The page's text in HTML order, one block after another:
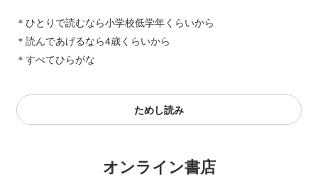
＊ひとりで読むなら小学校低学年くらいから
＊読んであげるなら4歳くらいから
＊すべてひらがな
ためし読み
オンライン書店